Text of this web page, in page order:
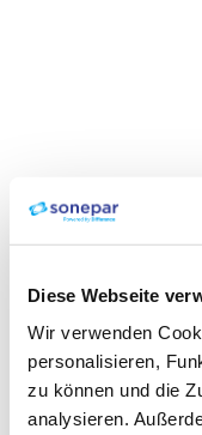
Diese Webseite
Wir verwenden
personalisieren,
zu können und die
analysieren.